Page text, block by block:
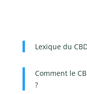
Lexique du
Comment le
?